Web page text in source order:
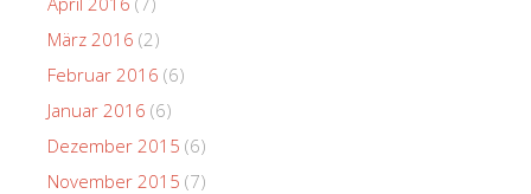
März 2016 (2)
Februar 2016 (6)
Januar 2016 (6)
Dezember 2015 (6)
November 2015 (7)